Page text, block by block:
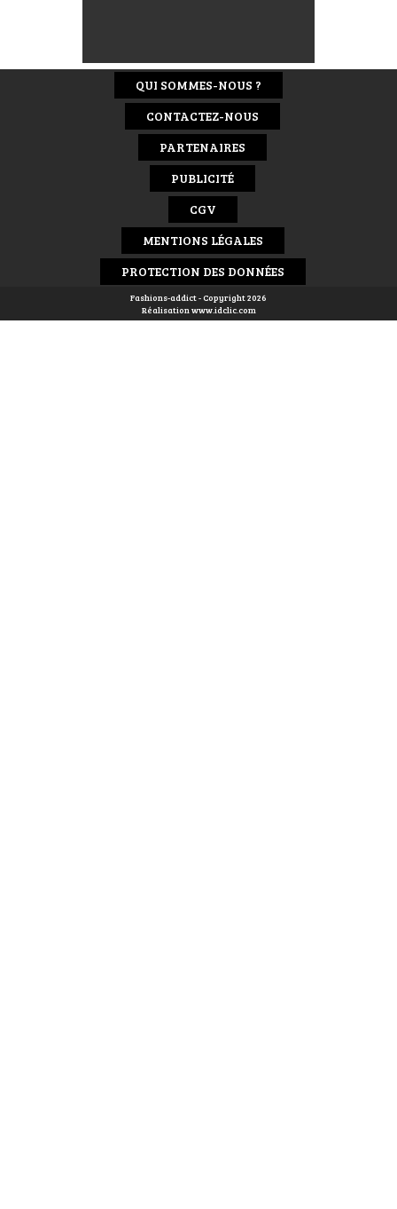
QUI SOMMES-NOUS ?
CONTACTEZ-NOUS
PARTENAIRES
PUBLICITÉ
CGV
MENTIONS LÉGALES
PROTECTION DES DONNÉES
Fashions-addict - Copyright 2026
Réalisationwww.idclic.com